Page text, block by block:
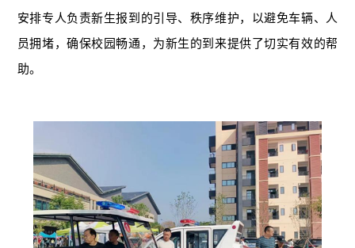
安排专人负责新生报到的引导、秩序维护，以避免车辆、人
员拥堵，确保校园畅通，为新生的到来提供了切实有效的帮
助。